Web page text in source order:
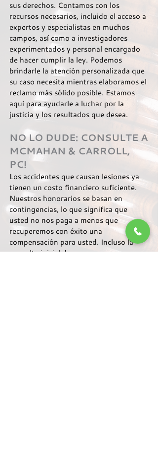
sus derechos. Contamos con los
recursos necesarios, incluido el acceso a
expertos y especialistas en muchos
campos, así como a investigadores
experimentados y personal encargado
de hacer cumplir la ley. Podemos
brindarle la atención personalizada que
su caso necesita mientras elaboramos el
reclamo más sólido posible. Estamos
aquí para ayudarle a luchar por la
justicia y los resultados que desea.
NO LO DUDE: CONSULTE A
MCMAHAN & CARROLL,
PC!
Los accidentes que causan lesiones ya
tienen un costo financiero suficiente.
Nuestros honorarios se basan en
contingencias, lo que significa que
usted no nos paga a menos que
recuperemos con éxito una
compensación para usted. Incluso la
consulta inicial de su caso es